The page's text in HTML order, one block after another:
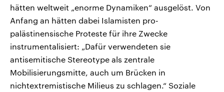
hätten weltweit „enorme Dynamiken“ ausgelöst. Von
Anfang an hätten dabei Islamisten pro-
palästinensische Proteste für ihre Zwecke
instrumentalisiert: „Dafür verwendeten sie
antisemitische Stereotype als zentrale
Mobilisierungsmitte, auch um Brücken in
nichtextremistische Milieus zu schlagen.“ Soziale